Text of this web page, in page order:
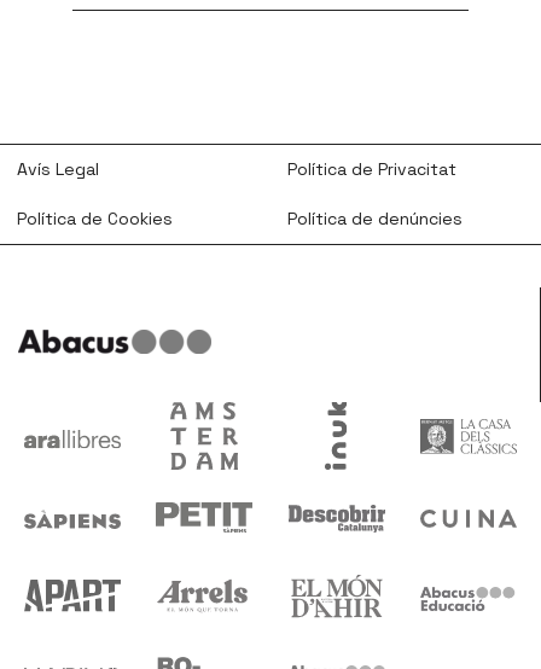
Avís Legal Política de Privacitat
Política de Cookies Política de denúncies